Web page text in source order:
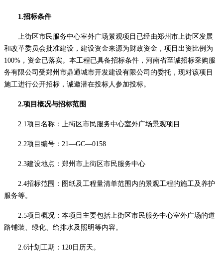
1.招标条件
上街区市民服务中心室外广场景观项目已经由郑州市上街区发展
和改革委员会批准建设，建设资金来源为财政资金，项目出资比例为
100%，资金已落实。本工程已具备招标条件，河南省至诚招标采购服
务有限公司受郑州市鼎通城市开发建设有限公司的委托，现对该项目
施工进行公开招标，诚邀潜在投标人参加投标。
2.项目概况与招标范围
2.1项目名称：上街区市民服务中心室外广场景观项目
2.2项目编号：21—GC—0158
2.3建设地点： 郑州市上街区市民服务中心
2.4招标范围：图纸及工程量清单范围内的景观工程的施工及养护
服务等。
2.5项目概况：本项目主要包括上街区市民服务中心室外广场的道
路铺装、绿化、给排水及照明等内容。
2.6计划工期：120日历天。